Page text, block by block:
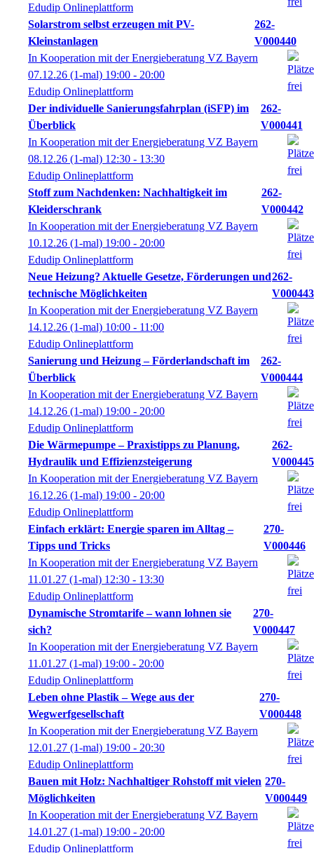
Edudip Onlineplattform
Solarstrom selbst erzeugen mit PV-
Kleinstanlagen
262-
V000440
In Kooperation mit der Energieberatung VZ Bayern
07.12.26 (1-mal) 19:00 - 20:00
Edudip Onlineplattform
Der individuelle Sanierungsfahrplan (iSFP) im
Überblick
262-
V000441
In Kooperation mit der Energieberatung VZ Bayern
08.12.26 (1-mal) 12:30 - 13:30
Edudip Onlineplattform
Stoff zum Nachdenken: Nachhaltigkeit im
Kleiderschrank
262-
V000442
In Kooperation mit der Energieberatung VZ Bayern
10.12.26 (1-mal) 19:00 - 20:00
Edudip Onlineplattform
Neue Heizung? Aktuelle Gesetze, Förderungen und
technische Möglichkeiten
262-
V000443
In Kooperation mit der Energieberatung VZ Bayern
14.12.26 (1-mal) 10:00 - 11:00
Edudip Onlineplattform
Sanierung und Heizung – Förderlandschaft im
Überblick
262-
V000444
In Kooperation mit der Energieberatung VZ Bayern
14.12.26 (1-mal) 19:00 - 20:00
Edudip Onlineplattform
Die Wärmepumpe – Praxistipps zu Planung,
Hydraulik und Effizienzsteigerung
262-
V000445
In Kooperation mit der Energieberatung VZ Bayern
16.12.26 (1-mal) 19:00 - 20:00
Edudip Onlineplattform
Einfach erklärt: Energie sparen im Alltag –
Tipps und Tricks
270-
V000446
In Kooperation mit der Energieberatung VZ Bayern
11.01.27 (1-mal) 12:30 - 13:30
Edudip Onlineplattform
Dynamische Stromtarife – wann lohnen sie
sich?
270-
V000447
In Kooperation mit der Energieberatung VZ Bayern
11.01.27 (1-mal) 19:00 - 20:00
Edudip Onlineplattform
Leben ohne Plastik – Wege aus der
Wegwerfgesellschaft
270-
V000448
In Kooperation mit der Energieberatung VZ Bayern
12.01.27 (1-mal) 19:00 - 20:30
Edudip Onlineplattform
Bauen mit Holz: Nachhaltiger Rohstoff mit vielen
Möglichkeiten
270-
V000449
In Kooperation mit der Energieberatung VZ Bayern
14.01.27 (1-mal) 19:00 - 20:00
Edudip Onlineplattform